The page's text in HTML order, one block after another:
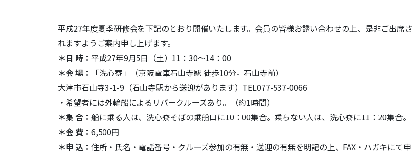
平成27年度夏季研修会を下記のとおり開催いたします。会員の皆様お誘い合わせの上、是非ご出席さ
れますようご案内申し上げます。
＊日 時： 平成27年9月5日（土）11：30～14：00
＊会 場：
「洗心寮」（京阪電車石山寺駅 徒歩10分。石山寺前）
大津市石山寺3-1-9（石山寺駅から送迎があります）TEL077-537-0066
・希望者には外輪船によるリバークルーズあり。（約1時間）
＊集 合： 船に乗る人は、洗心寮そばの乗船口に10：00集合。乗らない人は、洗心寮に11：20集合。
＊会 費： 6,500円
＊申 込： 住所・氏名・電話番号・クルーズ参加の有無・送迎の有無を明記の上、FAX・ハガキにて申